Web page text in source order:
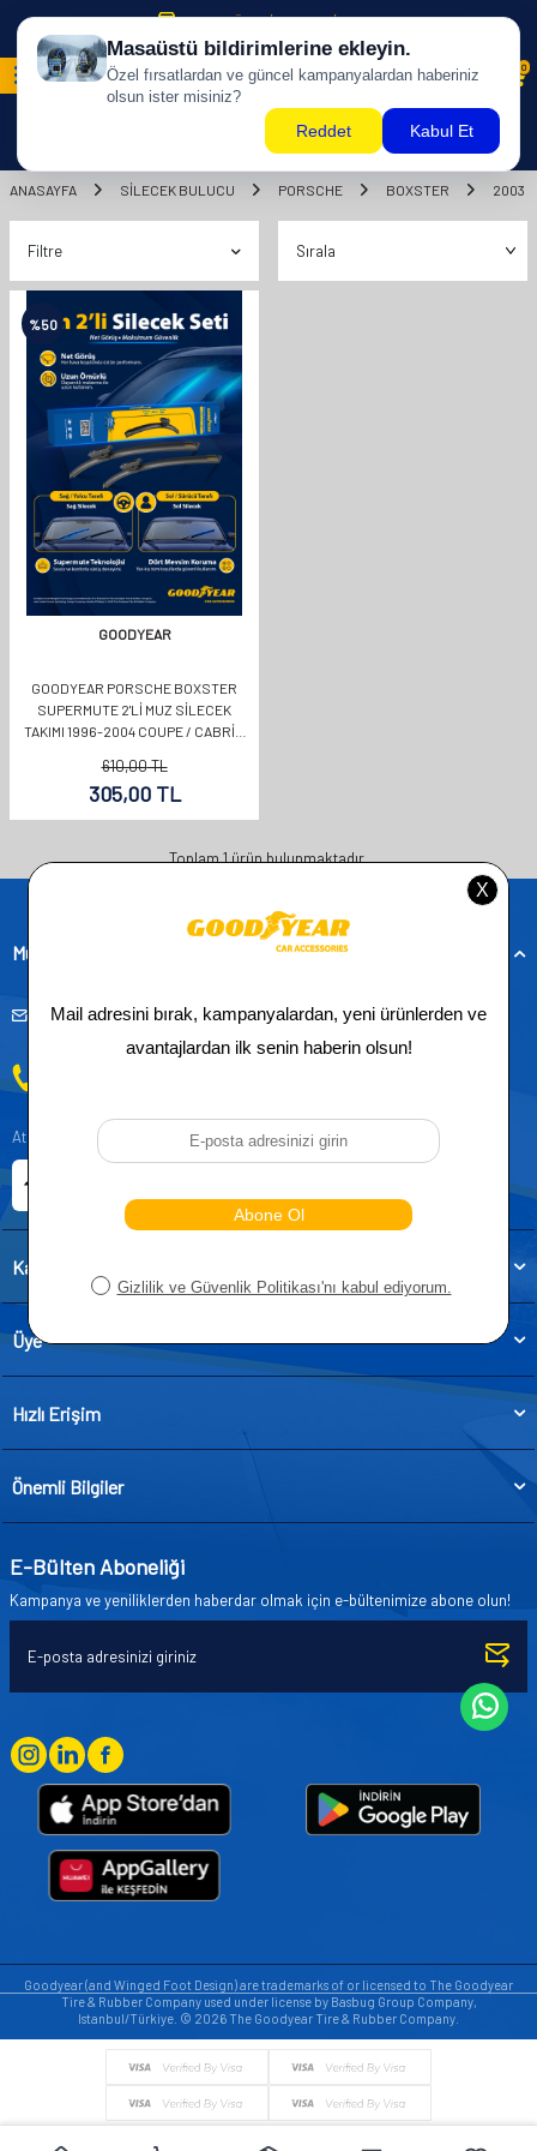
500 TL ÜZERİ KARGO BİZDEN !
0
ANASAYFA SILECEK BULUCU PORSCHE BOXSTER 2003
Filtre
%50
GOODYEAR
GOODYEAR PORSCHE BOXSTER
SUPERMUTE 2'LI MUZ SILECEK
TAKIMI 1996-2004 COUPE / CABRIO
610,00TL
305,00TL
Toplam1ürün bulunmaktadır.
Müşteri Hizmetleri
musteridestek@goodyearotoaksesuar.com.tr
Atatürk, Kıraç Mevkii, Orhan Veli Cd. D:No:19, 34522 Esenyurt/İstanbul
Kategoriler
Üye
Hızlı Erişim
Önemli Bilgiler
E-Bülten Aboneliği
Kampanya ve yeniliklerden haberdar olmak için e-bültenimize abone olun!
Goodyear (and Winged Foot Design) are trademarks of or licensed to The Goodyear
Tire & Rubber Company used under license by Basbug Group Company,
Istanbul/Türkiye. © 2026 The Goodyear Tire & Rubber Company.